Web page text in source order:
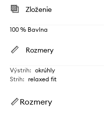
Zloženie
100 % Bavlna
Rozmery
Výstrih: okrúhly
Strih: relaxed fit
Rozmery